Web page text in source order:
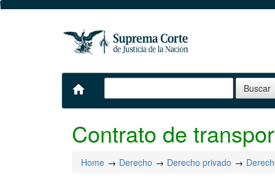
home
Contrato de
Home Derecho Derecho privado